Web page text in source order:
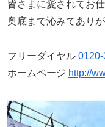
皆さまに愛されてお
奥底まで沁みてあり
フリーダイヤル
ホームページ http://